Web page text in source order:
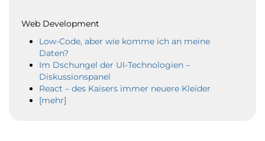
Web Development
Low-Code, aber wie komme ich an meine
Daten?
Im Dschungel der UI-Technologien –
Diskussionspanel
React – des Kaisers immer neuere Kleider
[mehr]